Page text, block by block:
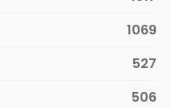
1069
527
506